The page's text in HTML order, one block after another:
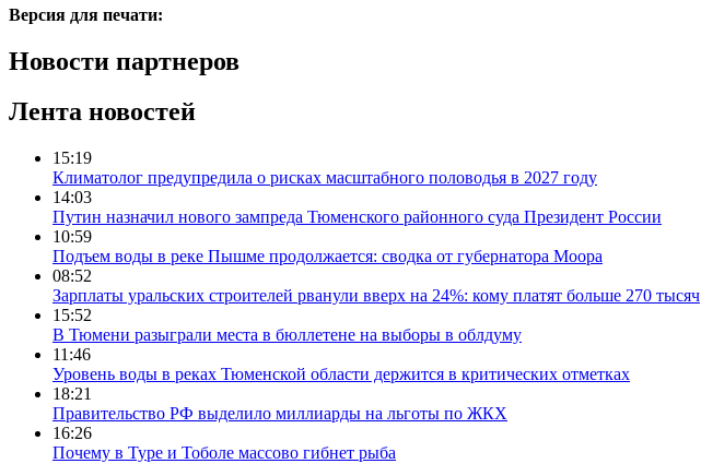
Версия для печати:
Новости партнеров
Лента новостей
15:19
Климатолог предупредила о рисках масштабного половодья в 2027 году
14:03
Путин назначил нового зампреда Тюменского районного суда Президент России
10:59
Подъем воды в реке Пышме продолжается: сводка от губернатора Моора
08:52
Зарплаты уральских строителей рванули вверх на 24%: кому платят больше 270 тысяч
15:52
В Тюмени разыграли места в бюллетене на выборы в облдуму
11:46
Уровень воды в реках Тюменской области держится в критических отметках
18:21
Правительство РФ выделило миллиарды на льготы по ЖКХ
16:26
Почему в Туре и Тоболе массово гибнет рыба